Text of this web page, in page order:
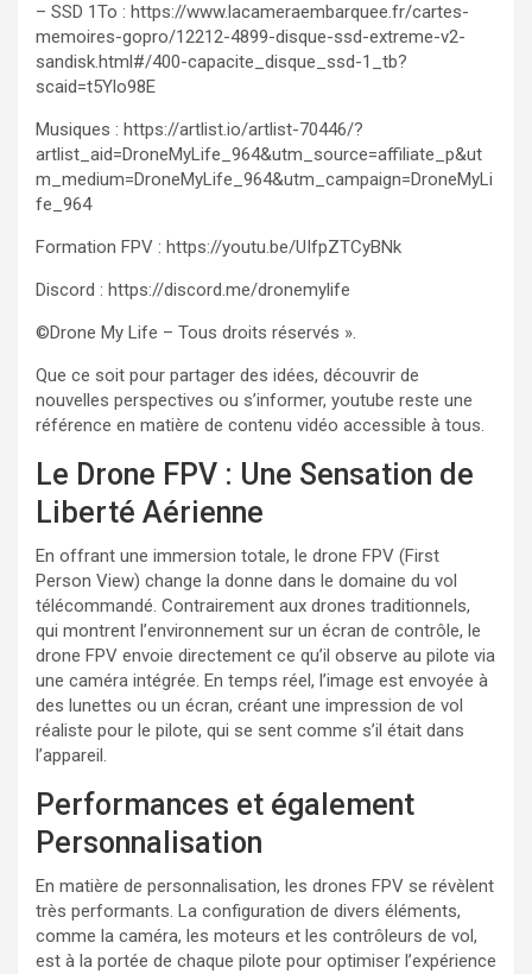
– SSD 1To : https://www.lacameraembarquee.fr/cartes-
memoires-gopro/12212-4899-disque-ssd-extreme-v2-
sandisk.html#/400-capacite_disque_ssd-1_tb?
scaid=t5Ylo98E
Musiques : https://artlist.io/artlist-70446/?
artlist_aid=DroneMyLife_964&utm_source=affiliate_p&ut
m_medium=DroneMyLife_964&utm_campaign=DroneMyLi
fe_964
Formation FPV : https://youtu.be/UIfpZTCyBNk
Discord : https://discord.me/dronemylife
©Drone My Life – Tous droits réservés ».
Que ce soit pour partager des idées, découvrir de
nouvelles perspectives ou s’informer, youtube reste une
référence en matière de contenu vidéo accessible à tous.
Le Drone FPV : Une Sensation de
Liberté Aérienne
En offrant une immersion totale, le drone FPV (First
Person View) change la donne dans le domaine du vol
télécommandé. Contrairement aux drones traditionnels,
qui montrent l’environnement sur un écran de contrôle, le
drone FPV envoie directement ce qu’il observe au pilote via
une caméra intégrée. En temps réel, l’image est envoyée à
des lunettes ou un écran, créant une impression de vol
réaliste pour le pilote, qui se sent comme s’il était dans
l’appareil.
Performances et également
Personnalisation
En matière de personnalisation, les drones FPV se révèlent
très performants. La configuration de divers éléments,
comme la caméra, les moteurs et les contrôleurs de vol,
est à la portée de chaque pilote pour optimiser l’expérience